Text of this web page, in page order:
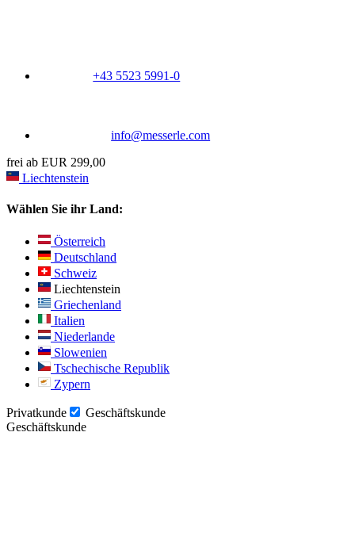
+43 5523 5991-0
info@messerle.com
frei ab EUR 299,00
Liechtenstein
Wählen Sie ihr Land:
Österreich
Deutschland
Schweiz
Liechtenstein
Griechenland
Italien
Niederlande
Slowenien
Tschechische Republik
Zypern
Privatkunde
Geschäftskunde
Geschäftskunde